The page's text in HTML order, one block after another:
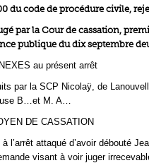
du code de procédure civile,
par la Cour de cassation,
publique du dix septembre
au présent arrêt
par la SCP Nicolaÿ, de
B…et M. A…
DE CASSATION
à l’arrêt attaqué d’avoir débouté
visant à voir juger